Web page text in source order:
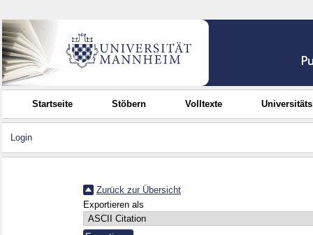
Startseite Stöbern Volltexte
Login
Zurück zur Übersicht
Exportieren als